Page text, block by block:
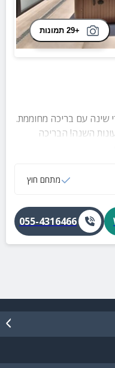
+29 תמונות
לוילה עם 3 חדרי שינה עם בריכה מחוממת.
השנה! הבריכה
הנאה צרופה, לצד
מתחם חוץ
055-4316466